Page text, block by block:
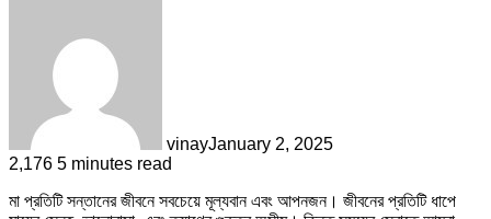
vinayJanuary 2, 2025
2,176 5 minutes read
মা প্রতিটি সন্তানের জীবনে সবচেয়ে মূল্যবান এবং আপনজন। জীবনের প্রতিটি ধাপে